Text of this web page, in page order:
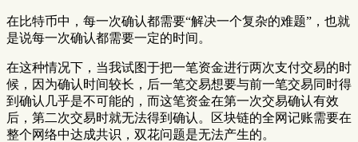
在比特币中，每一次确认都需要“解决一个复杂的难题”，也就
是说每一次确认都需要一定的时间。
在这种情况下，当我试图于把一笔资金进行两次支付交易的时
候，因为确认时间较长，后一笔交易想要与前一笔交易同时得
到确认几乎是不可能的，而这笔资金在第一次交易确认有效
后，第二次交易时就无法得到确认。区块链的全网记账需要在
整个网络中达成共识，双花问题是无法产生的。